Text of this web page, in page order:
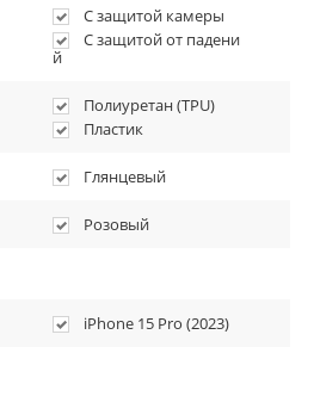
С защитой камеры
С защитой от падени
й
Полиуретан (TPU)
Пластик
Глянцевый
Розовый
iPhone 15 Pro (2023)